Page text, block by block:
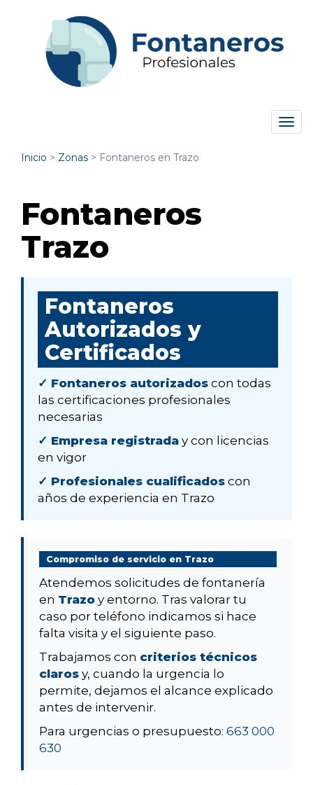
Inicio > Zonas > Fontaneros en Trazo
Fontaneros
Trazo
Fontaneros
Autorizados y
Certificados
✓ Fontaneros autorizados con todas
las certificaciones profesionales
necesarias
✓ Empresa registrada y con licencias
en vigor
✓ Profesionales cualificados con
años de experiencia en Trazo
Compromiso de servicio en Trazo
Atendemos solicitudes de fontanería
en Trazo y entorno. Tras valorar tu
caso por teléfono indicamos si hace
falta visita y el siguiente paso.
Trabajamos con criterios técnicos
claros y, cuando la urgencia lo
permite, dejamos el alcance explicado
antes de intervenir.
Para urgencias o presupuesto: 663 000
630